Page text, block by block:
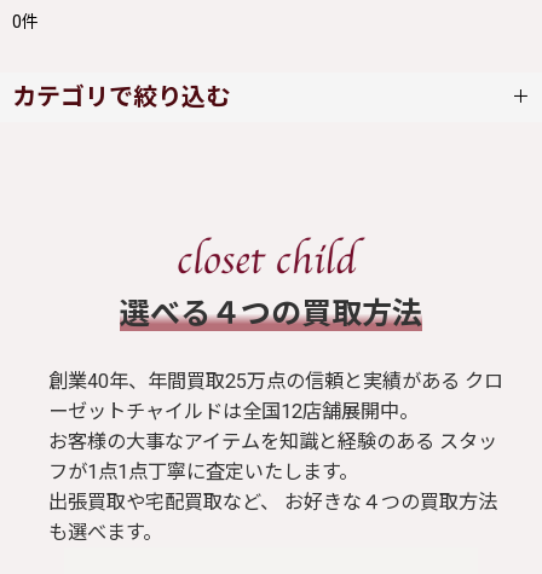
0件
カテゴリで絞り込む
ブラウス / シャツ
トップス
Tシャツ
​選べる４つの買取方法
創業40年、年間買取25万点の信頼と実績がある クロ
ーゼットチャイルドは全国12店舗展開中。
お客様の大事なアイテムを知識と経験のある スタッ
フが1点1点丁寧に査定いたします。
出張買取や宅配買取など、 お好きな４つの買取方法
も選べます。